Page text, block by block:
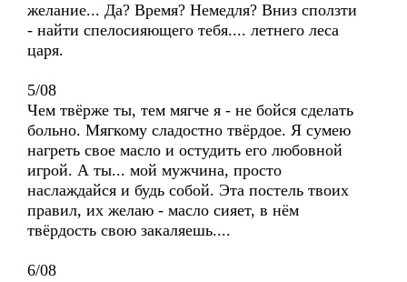
желание... Да? Время? Немедля? Вниз сползти
- найти спелосияющего тебя.... летнего леса
царя.
5/08
Чем твёрже ты, тем мягче я - не бойся сделать
больно. Мягкому сладостно твёрдое. Я сумею
нагреть свое масло и остудить его любовной
игрой. А ты... мой мужчина, просто
наслаждайся и будь собой. Эта постель твоих
правил, их желаю - масло сияет, в нём
твёрдость свою закаляешь....
6/08